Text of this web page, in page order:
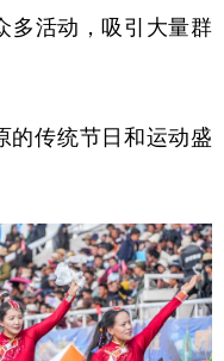
多活动，吸引大量群
的传统节日和运动盛